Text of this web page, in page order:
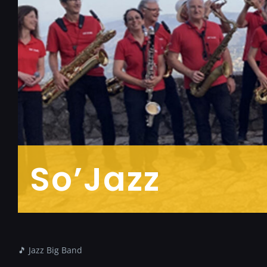
So’Jazz
🎵 Jazz Big Band